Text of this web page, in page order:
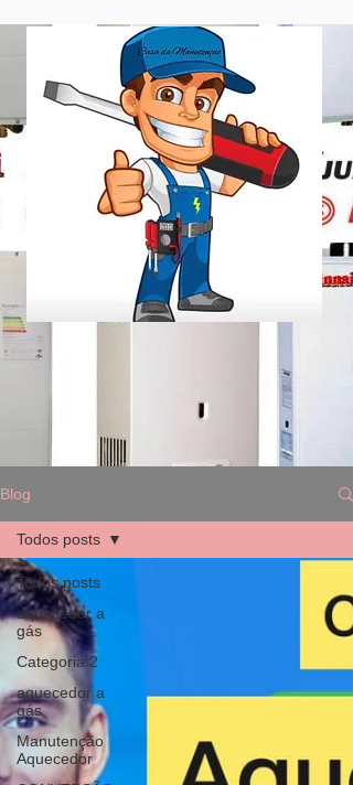
Blog
Todos posts
aquecedor a
gás
Categoria 2
aquecedor a
gás
Manutenção
Aquecedor
Todos posts